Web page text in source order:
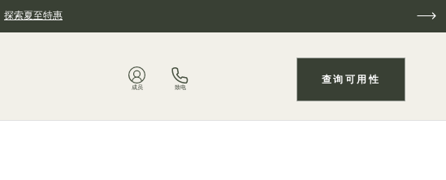
探索夏至特惠
成员 致电
查询可用性